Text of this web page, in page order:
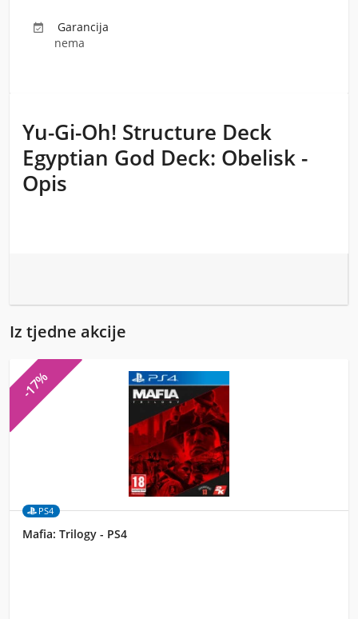

Garancija
nema
Yu-Gi-Oh! Structure Deck
Egyptian God Deck: Obelisk -
Opis
Iz tjedne akcije
-17%
PS4
Mafia: Trilogy - PS4